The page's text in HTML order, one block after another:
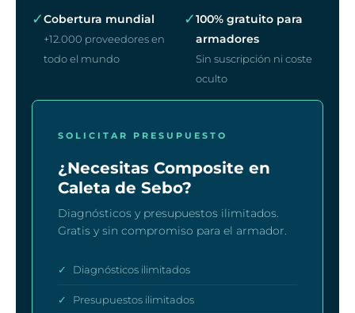
✓Cobertura mundial
+12.000 proveedores en
todo el mundo
✓100% gratuito para
armadores
Sin suscripción ni coste
oculto
SOLICITAR PRESUPUESTO
¿Necesitas Composite en
Caleta de Sebo?
Diagnósticos y presupuestos ilimitados.
Gratis y sin compromiso para el armador.
✓ Diagnósticos ilimitados
✓ Presupuestos ilimitados